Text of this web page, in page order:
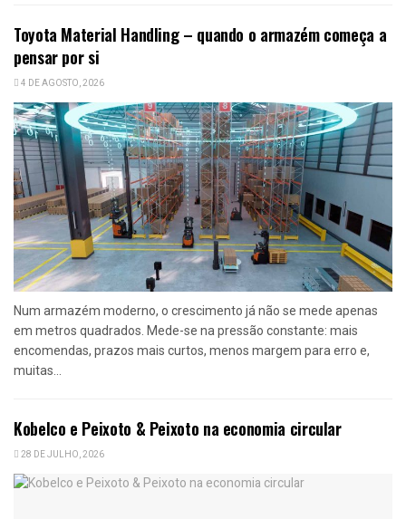
Toyota Material Handling – quando o armazém começa a
pensar por si
4 DE AGOSTO, 2026
Num armazém moderno, o crescimento já não se mede apenas
em metros quadrados. Mede-se na pressão constante: mais
encomendas, prazos mais curtos, menos margem para erro e,
muitas...
Kobelco e Peixoto & Peixoto na economia circular
28 DE JULHO, 2026